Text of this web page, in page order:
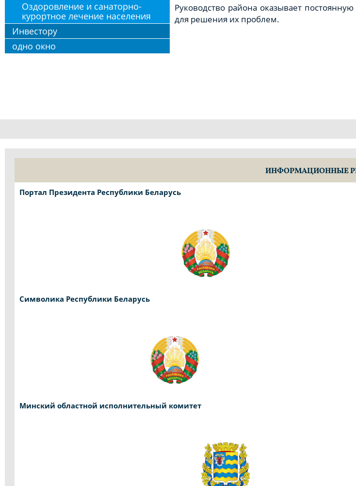
Оздоровление и санаторно-
курортное лечение населения
Инвестору
одно окно
Руководство района оказывает
для решения их проблем.
ИНФОРМАЦИОННЫЕ
Портал Президента Республики Беларусь
Символика Республики Беларусь
Минский областной исполнительный комитет